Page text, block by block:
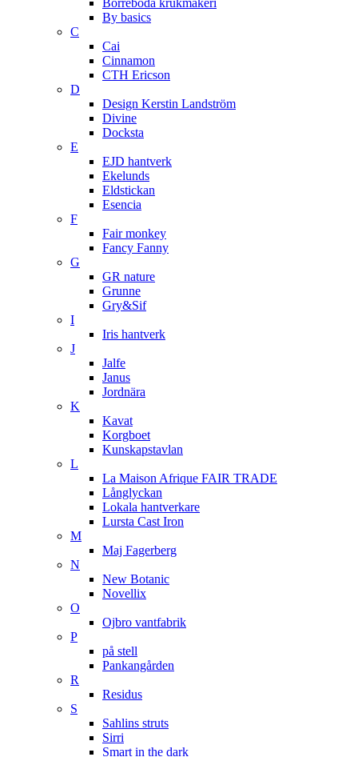
Borreboda krukmakeri
By basics
C
Cai
Cinnamon
CTH Ericson
D
Design Kerstin Landström
Divine
Docksta
E
EJD hantverk
Ekelunds
Eldstickan
Esencia
F
Fair monkey
Fancy Fanny
G
GR nature
Grunne
Gry&Sif
I
Iris hantverk
J
Jalfe
Janus
Jordnära
K
Kavat
Korgboet
Kunskapstavlan
L
La Maison Afrique FAIR TRADE
Långlyckan
Lokala hantverkare
Lursta Cast Iron
M
Maj Fagerberg
N
New Botanic
Novellix
O
Ojbro vantfabrik
P
på stell
Pankangården
R
Residus
S
Sahlins struts
Sirri
Smart in the dark